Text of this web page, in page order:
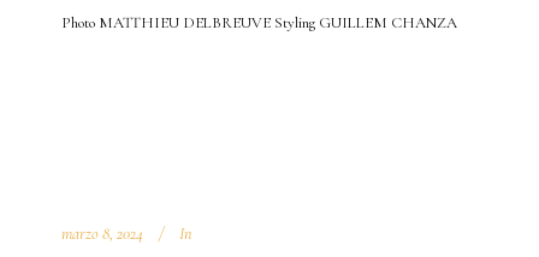
Photo MATTHIEU DELBREUVE Styling GUILLEM CHANZA
marzo 8, 2024 In